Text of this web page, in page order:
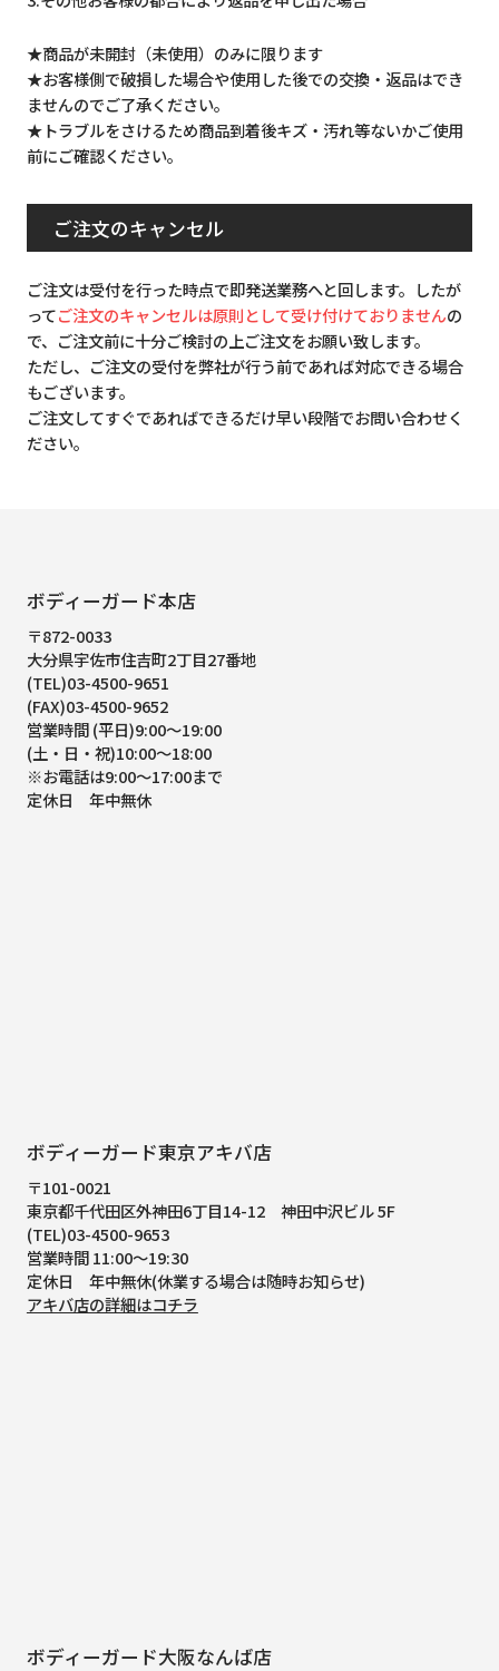
★商品が未開封（未使用）のみに限ります
★お客様側で破損した場合や使用した後での交換・返品はでき
ませんのでご了承ください。
★トラブルをさけるため商品到着後キズ・汚れ等ないかご使用
前にご確認ください。
ご注文のキャンセル
ご注文は受付を行った時点で即発送業務へと回します。したが
ってご注文のキャンセルは原則として受け付けておりませんの
で、ご注文前に十分ご検討の上ご注文をお願い致します。
ただし、ご注文の受付を弊社が行う前であれば対応できる場合
もございます。
ご注文してすぐであればできるだけ早い段階でお問い合わせく
ださい。
ボディーガード本店
〒872-0033
大分県宇佐市住吉町2丁目27番地
(TEL)03-4500-9651
(FAX)03-4500-9652
営業時間 (平日)9:00～19:00
(土・日・祝)10:00～18:00
※お電話は9:00～17:00まで
定休日 年中無休
ボディーガード東京アキバ店
〒101-0021
東京都千代田区外神田6丁目14-12 神田中沢ビル 5F
(TEL)03-4500-9653
営業時間 11:00～19:30
定休日 年中無休(休業する場合は随時お知らせ)
アキバ店の詳細はコチラ
ボディーガード大阪なんば店